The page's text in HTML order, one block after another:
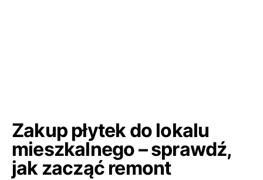
Zakup płytek do lokalu
mieszkalnego – sprawdź,
jak zacząć remont